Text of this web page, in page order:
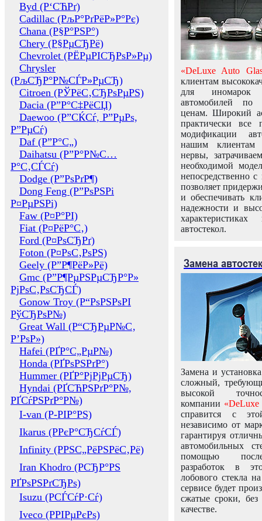
Byd (Р‘СЋРґ)
Cadillac (РљР°РґРёР»Р°Рє)
Chana (Р§Р°РЅР°)
Chery (Р§РµСЂРё)
Chevrolet (РЁРµРІСЂРѕР»Рµ)
Chrysler
(РљСЂР°Р№СЃР»РµСЂ)
Citroen (РЎРёС‚СЂРѕРµРЅ)
Dacia (Р”Р°С‡РёСЏ)
Daewoo (Р”СЌСѓ, Р”РµРѕ,
Р”РµСѓ)
Daf (Р”Р°С„)
Daihatsu (Р”Р°Р№С…
Р°С‚СЃСѓ)
Dodge (Р”РѕРґР¶)
Dong Feng (Р”РѕРЅРі
Р¤РµРЅРі)
Faw (Р¤Р°РІ)
Fiat (Р¤РёР°С‚)
Ford (Р¤РѕСЂРґ)
Foton (Р¤РѕС‚РѕРЅ)
Geely (Р”Р¶РёР»Рё)
Gmc (Р”Р¶РµРЅРµСЂР°Р»
РјРѕС‚РѕСЂСЃ)
Gonow Troy (Р“РѕРЅРѕРІ
РўСЂРѕР№)
Great Wall (Р“СЂРµР№С‚
Р’РѕР»)
Hafei (РҐР°С„РµР№)
Honda (РҐРѕРЅРґР°)
Hummer (РҐР°РјРјРµСЂ)
Hyndai (РҐСЋРЅРґР°Р№,
РҐСѓРЅРґР°Р№)
I-van (Р-РІР°РЅ)
Ikarus (РРєР°СЂСѓСЃ)
Infinity (РРЅС„РёРЅРёС‚Рё)
Iran Khodro (РСЂР°РЅ
РҐРѕРЅРґСЂРѕ)
Isuzu (РСЃСѓР·Сѓ)
Iveco (РРІРµРєРѕ)
«DeLuxe Auto
клиентам
для иномарок
автомобилей
ценам. Широкий
практически все
модификации
нашим клиентам
нервы,
необходимой
непосредственно
позволяет
и обеспечивать
надежности и
автостекол.
Замена
Замена и
сложный,
высокой
компании «DeLuxe
справится с
независимо от
гарантируя
автомобильных
помощью
разработок в
лобового стекла
сервисе будет
сжатые сроки,
качестве.